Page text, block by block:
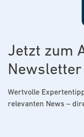
Jetzt zum
Wertvolle
relevanten News –